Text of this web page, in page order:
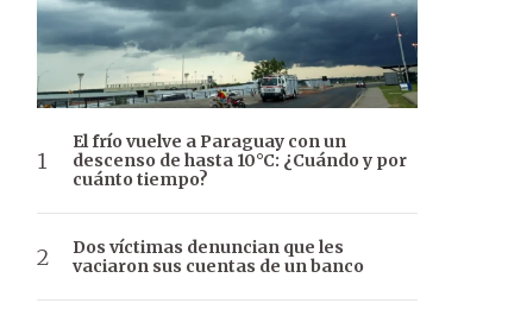
El frío vuelve a Paraguay con un
descenso de hasta 10°C: ¿Cuándo y por
cuánto tiempo?
Dos víctimas denuncian que les
vaciaron sus cuentas de un banco